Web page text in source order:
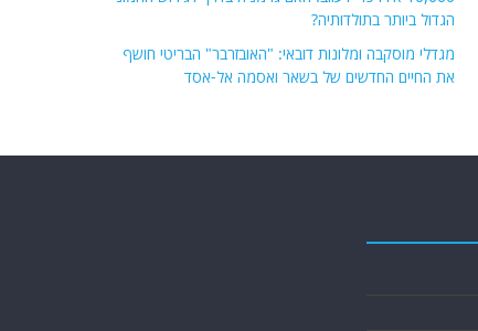
הגדול ביותר בתולדותיה?
מגדלי מוסקבה ומלונות דובאי: "האובזרבר" הבריטי חושף
את החיים החדשים של בשאר ואסמה אל-אסד